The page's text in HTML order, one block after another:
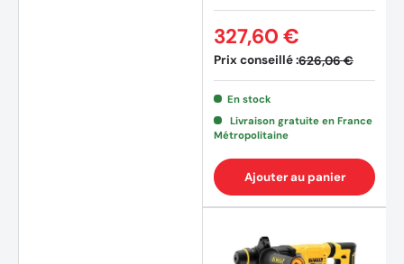
Prix conseillé :626,06 €
327,60 €
En stock
Livraison gratuite en France
Métropolitaine
Ajouter au panier